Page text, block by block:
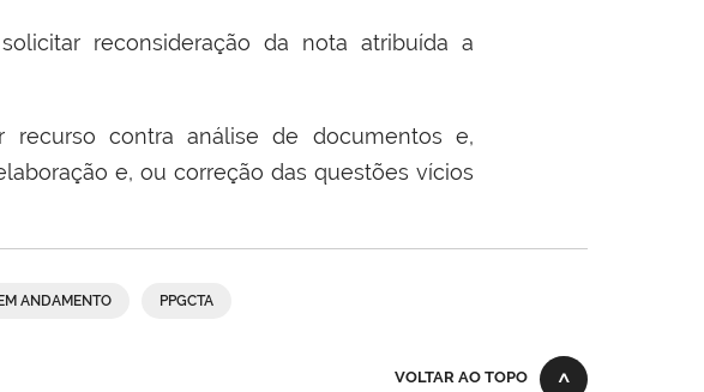
reconsideração da nota atribuída a
contra análise de documentos e,
e, ou correção das questões vícios
EM ANDAMENTO PPGCTA
VOLTAR AO TOPO